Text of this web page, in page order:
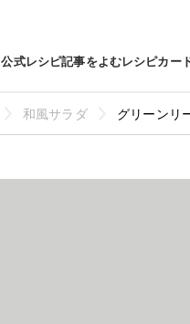
公式レシピ記事をよむレシピカー
和風サラダ グリーンリ